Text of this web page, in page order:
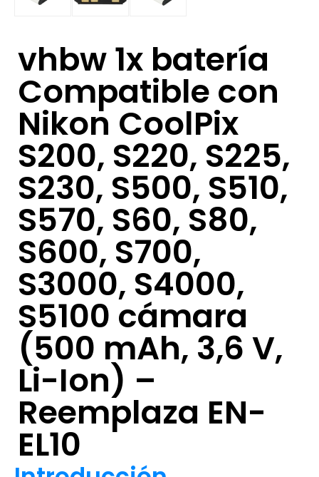
vhbw 1x batería
Compatible con
Nikon CoolPix
S200, S220, S225,
S230, S500, S510,
S570, S60, S80,
S600, S700,
S3000, S4000,
S5100 cámara
(500 mAh, 3,6 V,
Li-Ion) –
Reemplaza EN-
EL10